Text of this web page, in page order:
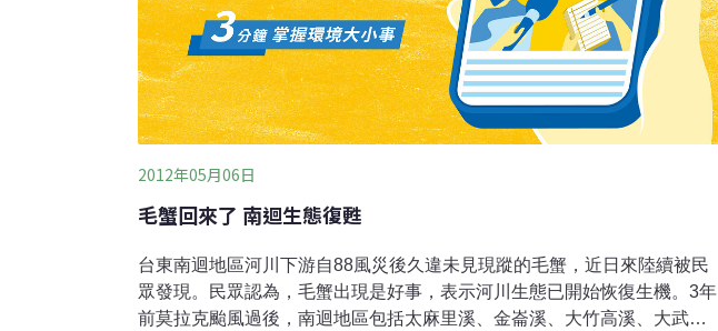
2012年05月06日
毛蟹回來了 南迴生態復甦
台東南迴地區河川下游自88風災後久違未見現蹤的毛蟹，近日來陸續被民
眾發現。民眾認為，毛蟹出現是好事，表示河川生態已開始恢復生機。3年
前莫拉克颱風過後，南迴地區包括太麻里溪、金崙溪、大竹高溪、大武溪